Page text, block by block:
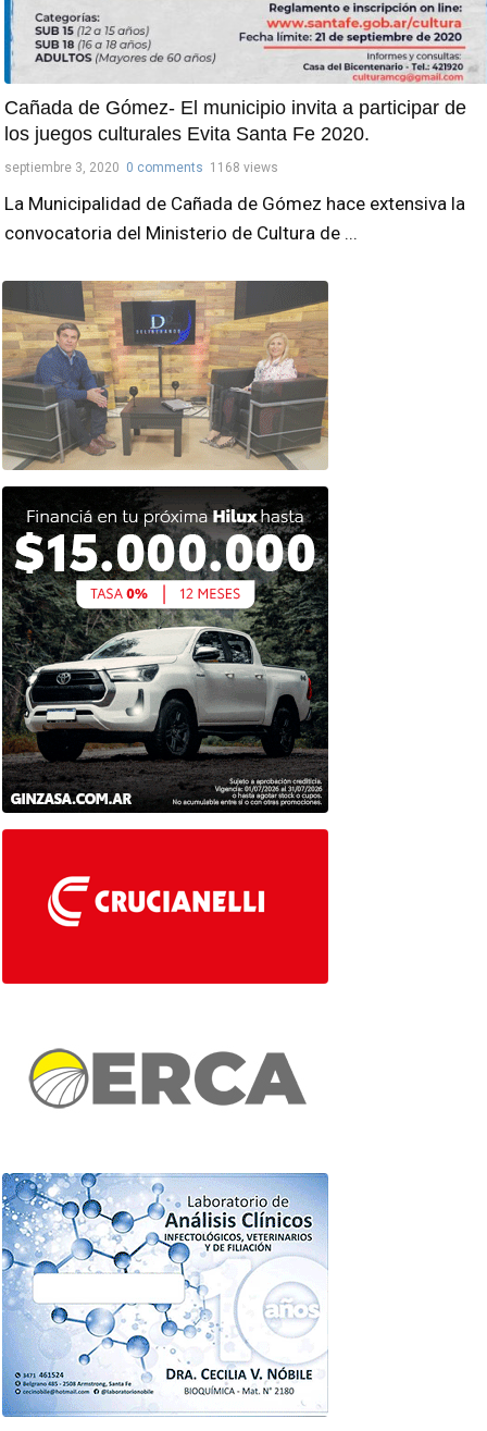
Cañada de Gómez- El municipio invita a participar de
los juegos culturales Evita Santa Fe 2020.
septiembre 3, 2020 0 comments 1168 views
La Municipalidad de Cañada de Gómez hace extensiva la
convocatoria del Ministerio de Cultura de ...